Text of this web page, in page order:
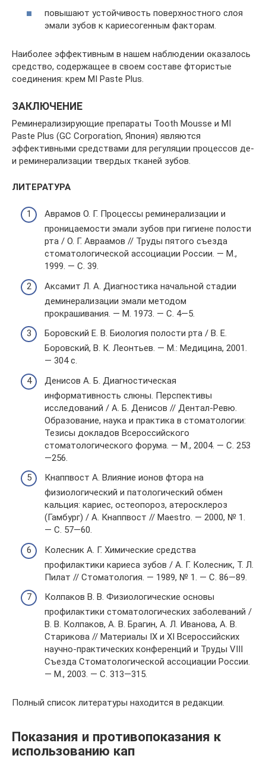
повышают устойчивость поверхностного слоя
эмали зубов к кариесогенным факторам.
Наиболее эффективным в нашем наблюдении оказалось
средство, содержащее в своем составе фтористые
соединения: крем MI Paste Plus.
ЗАКЛЮЧЕНИЕ
Реминерализирующие препараты Tooth Mousse и MI
Paste Plus (GC Corporation, Япония) являются
эффективными средствами для регуляции процессов де-
и реминерализации твердых тканей зубов.
ЛИТЕРАТУРА
Аврамов О. Г. Процессы реминерализации и
проницаемости эмали зубов при гигиене полости
рта / О. Г. Авраамов // Труды пятого съезда
стоматологической ассоциации России. — М.,
1999. — С. 39.
Аксамит Л. А. Диагностика начальной стадии
деминерализации эмали методом
прокрашивания. — М. 1973. — С. 4—5.
Боровский Е. В. Биология полости рта / В. Е.
Боровский, В. К. Леонтьев. — М.: Медицина, 2001.
— 304 с.
Денисов А. Б. Диагностическая
информативность слюны. Перспективы
исследований / А. Б. Денисов // Дентал-Ревю.
Образование, наука и практика в стоматологии:
Тезисы докладов Всероссийского
стоматологического форума. — М., 2004. — С. 253
—256.
Кнаппвост А. Влияние ионов фтора на
физиологический и патологический обмен
кальция: кариес, остеопороз, атеросклероз
(Гамбург) / А. Кнаппвост // Maestro. — 2000, № 1.
— С. 57—60.
Колесник А. Г. Химические средства
профилактики кариеса зубов / А. Г. Колесник, Т. Л.
Пилат // Стоматология. — 1989, № 1. — С. 86—89.
Колпаков В. В. Физиологические основы
профилактики стоматологических заболеваний /
В. В. Колпаков, А. В. Брагин, А. Л. Иванова, А. В.
Старикова // Материалы IX и XI Всероссийских
научно-практических конференций и Труды VIII
Съезда Стоматологической ассоциации России.
— М., 2003. — С. 313—315.
Полный список литературы находится в редакции.
Показания и противопоказания к
использованию кап